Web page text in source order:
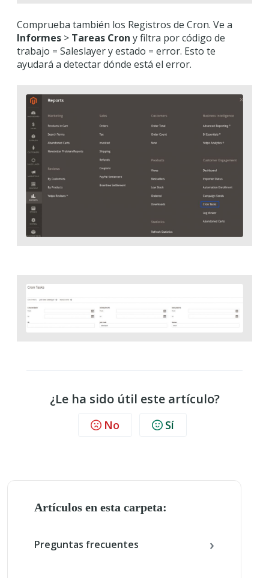
Comprueba también los Registros de Cron. Ve a
Informes > Tareas Cron y filtra por código de
trabajo = Saleslayer y estado = error. Esto te
ayudará a detectar dónde está el error.
¿Le ha sido útil este artículo?
No Sí
Artículos en esta carpeta:
Preguntas frecuentes